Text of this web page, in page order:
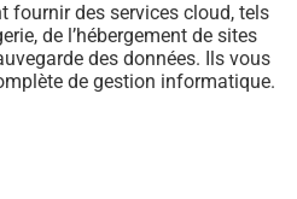
fournir des services cloud, tels
de l’hébergement de sites
des données. Ils vous
de gestion informatique.